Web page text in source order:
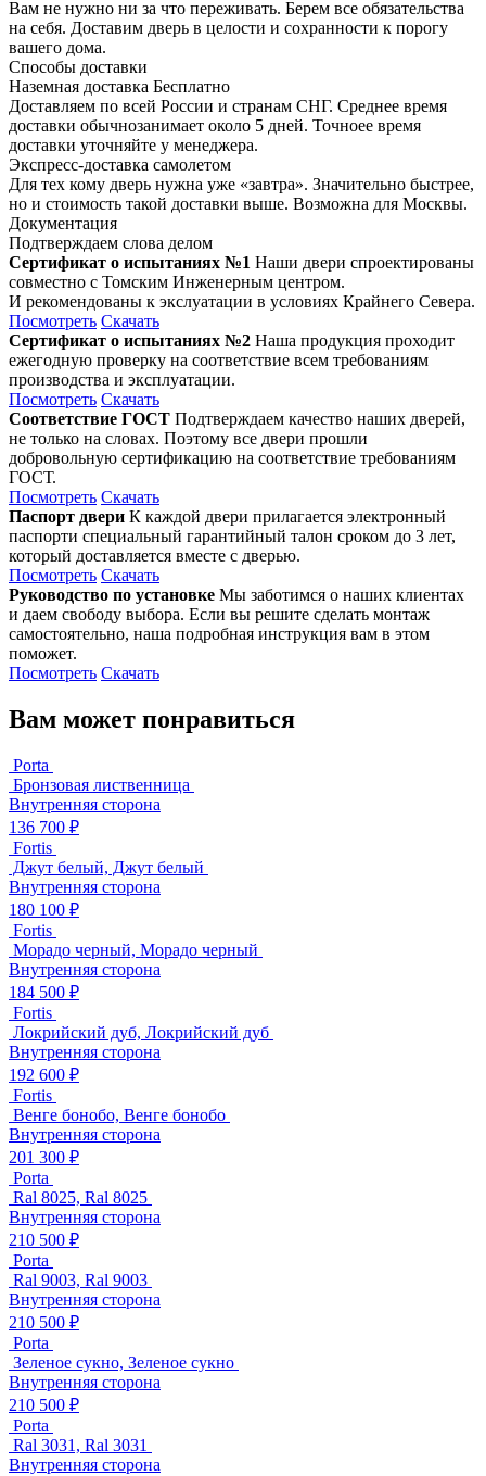
Вам не нужно ни за что переживать. Берем все обязательства
на себя. Доставим дверь в целости и сохранности к порогу
вашего дома.
Способы доставки
Наземная доставка Бесплатно
Доставляем по всей России и странам СНГ. Среднее время
доставки обычнозанимает около 5 дней. Точноее время
доставки уточняйте у менеджера.
Экспресс-доставка самолетом
Для тех кому дверь нужна уже «завтра». Значительно быстрее,
но и стоимость такой доставки выше. Возможна для Москвы.
Документация
Подтверждаем слова делом
Сертификат о испытаниях №1 Наши двери спроектированы
совместно с Томским Инженерным центром.
И рекомендованы к экслуатации в условиях Крайнего Севера.
Посмотреть Скачать
Сертификат о испытаниях №2 Наша продукция проходит
ежегодную проверку на соответствие всем требованиям
производства и эксплуатации.
Посмотреть Скачать
Соответствие ГОСТ Подтверждаем качество наших дверей,
не только на словах. Поэтому все двери прошли
добровольную сертификацию на соответствие требованиям
ГОСТ.
Посмотреть Скачать
Паспорт двери К каждой двери прилагается электронный
паспорти специальный гарантийный талон сроком до 3 лет,
который доставляется вместе с дверью.
Посмотреть Скачать
Руководство по установке Мы заботимся о наших клиентах
и даем свободу выбора. Если вы решите сделать монтаж
самостоятельно, наша подробная инструкция вам в этом
поможет.
Посмотреть Скачать
Вам может понравиться
Porta
Бронзовая лиственница
Внутренняя сторона
136 700 ₽
Fortis
Джут белый, Джут белый
Внутренняя сторона
180 100 ₽
Fortis
Морадо черный, Морадо черный
Внутренняя сторона
184 500 ₽
Fortis
Локрийский дуб, Локрийский дуб
Внутренняя сторона
192 600 ₽
Fortis
Венге бонобо, Венге бонобо
Внутренняя сторона
201 300 ₽
Porta
Ral 8025, Ral 8025
Внутренняя сторона
210 500 ₽
Porta
Ral 9003, Ral 9003
Внутренняя сторона
210 500 ₽
Porta
Зеленое сукно, Зеленое сукно
Внутренняя сторона
210 500 ₽
Porta
Ral 3031, Ral 3031
Внутренняя сторона